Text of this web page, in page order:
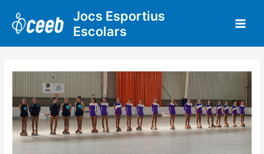
contingut
Jocs Esportius
Escolars